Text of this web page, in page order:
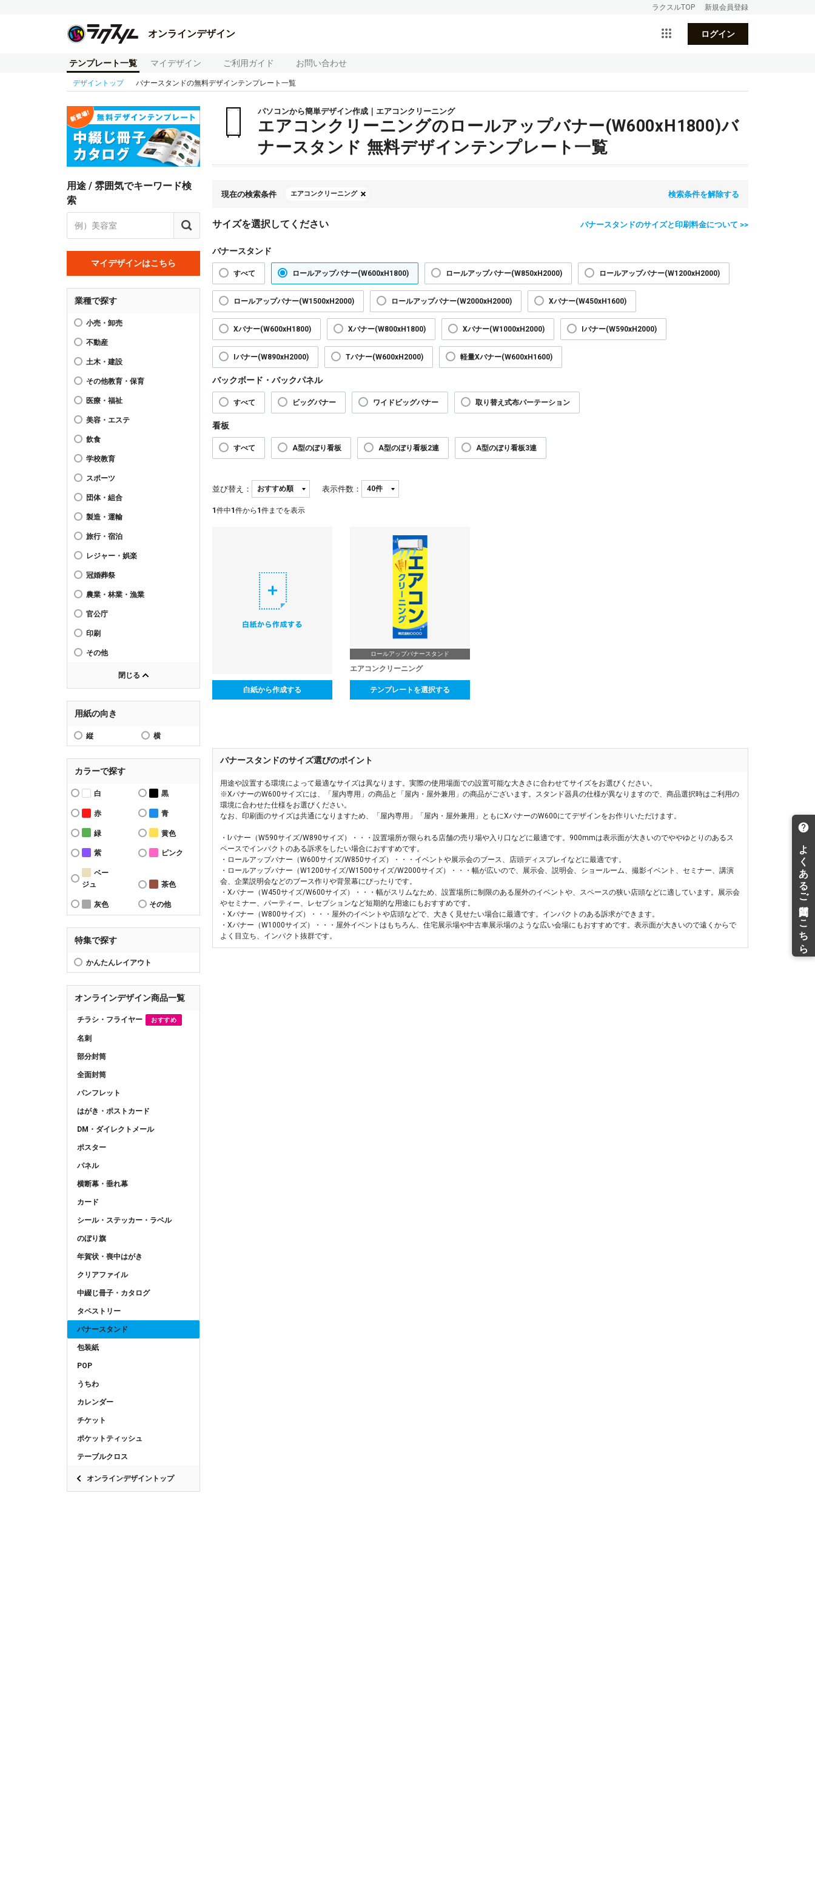
ラクスルTOP 新規会員登録
オンラインデザイン ログイン
テンプレート一覧 マイデザイン ご利用ガイド お問い合わせ
デザイントップ バナースタンドの無料デザインテンプレート一覧
用途 / 雰囲気でキーワード検
索
マイデザインはこちら
業種で探す
小売・卸売
不動産
土木・建設
その他教育・保育
医療・福祉
美容・エステ
飲食
学校教育
スポーツ
団体・組合
製造・運輸
旅行・宿泊
レジャー・娯楽
冠婚葬祭
農業・林業・漁業
官公庁
印刷
その他
閉じる
用紙の向き
縦 横
カラーで探す
白 黒
赤 青
緑 黄色
紫 ピンク
ベー
ジュ
茶色
灰色 その他
特集で探す
かんたんレイアウト
オンラインデザイン商品一覧
チラシ・フライヤー おすすめ
名刺
部分封筒
全面封筒
パンフレット
はがき・ポストカード
DM・ダイレクトメール
ポスター
パネル
横断幕・垂れ幕
カード
シール・ステッカー・ラベル
のぼり旗
年賀状・喪中はがき
クリアファイル
中綴じ冊子・カタログ
タペストリー
バナースタンド
包装紙
POP
うちわ
カレンダー
チケット
ポケットティッシュ
テーブルクロス
オンラインデザイントップ
パソコンから簡単デザイン作成｜エアコンクリーニング
エアコンクリーニングのロールアップバナー(W600xH1800)バ
ナースタンド 無料デザインテンプレート一覧
現在の検索条件 エアコンクリーニング 検索条件を解除する
サイズを選択してください バナースタンドのサイズと印刷料金について >>
バナースタンド
すべて ロールアップバナー(W600xH1800) ロールアップバナー(W850xH2000) ロールアップバナー(W1200xH2000)
ロールアップバナー(W1500xH2000) ロールアップバナー(W2000xH2000) Xバナー(W450xH1600)
Xバナー(W600xH1800) Xバナー(W800xH1800) Xバナー(W1000xH2000) Iバナー(W590xH2000)
Iバナー(W890xH2000) Tバナー(W600xH2000) 軽量Xバナー(W600xH1600)
バックボード・バックパネル
すべて ビッグバナー ワイドビッグバナー 取り替え式布パーテーション
看板
すべて A型のぼり看板 A型のぼり看板2連 A型のぼり看板3連
並び替え： 表示件数：
1 件中1 件から 1 件までを表示
白紙から作成する
ロールアップバナースタンド
エアコンクリーニング
テンプレートを選択する
バナースタンドのサイズ選びのポイント
用途や設置する環境によって最適なサイズは異なります。実際の使用場面での設置可能な大きさに合わせてサイズをお選びください。
※XバナーのW600サイズには、「屋内専用」の商品と「屋内・屋外兼用」の商品がございます。スタンド器具の仕様が異なりますので、商品選択時はご利用の
環境に合わせた仕様をお選びください。
なお、印刷面のサイズは共通になりますため、「屋内専用」「屋内・屋外兼用」ともにXバナーのW600にてデザインをお作りいただけます。
・Iバナー（W590サイズ/W890サイズ）・・・設置場所が限られる店舗の売り場や入り口などに最適です。900mmは表示面が大きいのでややゆとりのあるス
ペースでインパクトのある訴求をしたい場合におすすめです。
・ロールアップバナー（W600サイズ/W850サイズ）・・・イベントや展示会のブース、店頭ディスプレイなどに最適です。
・ロールアップバナー（W1200サイズ/W1500サイズ/W2000サイズ）・・・幅が広いので、展示会、説明会、ショールーム、撮影イベント、セミナー、講演
会、企業説明会などのブース作りや背景幕にぴったりです。
・Xバナー（W450サイズ/W600サイズ）・・・幅がスリムなため、設置場所に制限のある屋外のイベントや、スペースの狭い店頭などに適しています。展示会
やセミナー、パーティー、レセプションなど短期的な用途にもおすすめです。
・Xバナー（W800サイズ）・・・屋外のイベントや店頭などで、大きく見せたい場合に最適です。インパクトのある訴求ができます。
・Xバナー（W1000サイズ）・・・屋外イベントはもちろん、住宅展示場や中古車展示場のような広い会場にもおすすめです。表示面が大きいので遠くからで
よく目立ち、インパクト抜群です。